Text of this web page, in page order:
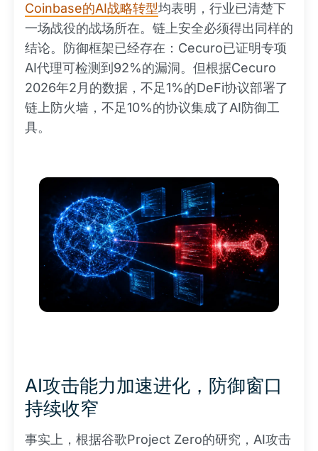
Coinbase的AI战略转型均表明，行业已清楚下
一场战役的战场所在。链上安全必须得出同样的
结论。防御框架已经存在：Cecuro已证明专项
AI代理可检测到92%的漏洞。但根据Cecuro
2026年2月的数据，不足1%的DeFi协议部署了
链上防火墙，不足10%的协议集成了AI防御工
具。
AI攻击能力加速进化，防御窗口
持续收窄
事实上，根据谷歌Project Zero的研究，AI攻击